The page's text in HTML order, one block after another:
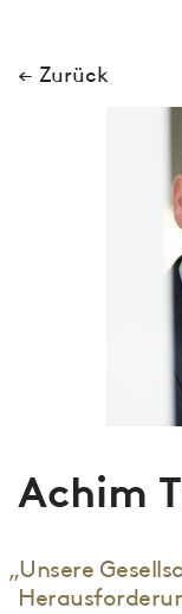
← Zurück
Achim
„Unsere